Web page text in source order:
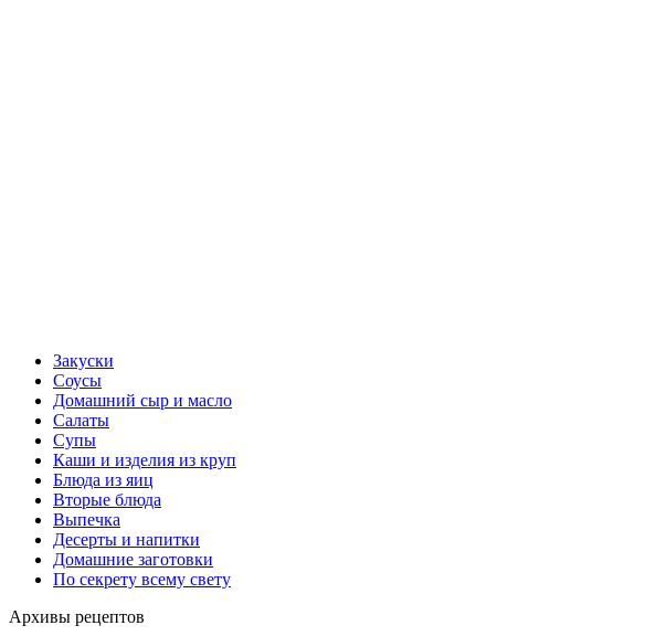
Закуски
Соусы
Домашний сыр и масло
Салаты
Супы
Каши и изделия из круп
Блюда из яиц
Вторые блюда
Выпечка
Десерты и напитки
Домашние заготовки
По секрету всему свету
Архивы рецептов